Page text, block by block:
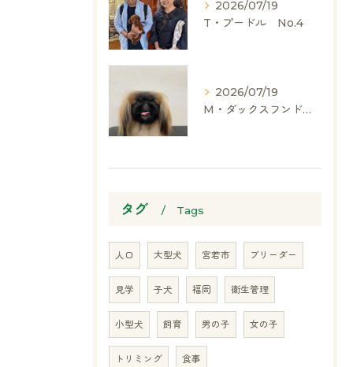
2026/07/19
T・プードル No.4
2026/07/19
M・ダックスフンド、ヨークシャーテリア、ペキニーズ、ポメラニアン
タグ Tags
人口 大型犬 宮若市 ブリーダー
見学 子犬 福岡 衛生管理
小型犬 飼育 男の子 女の子
トリミング 食事
お気軽にお問い合わせください